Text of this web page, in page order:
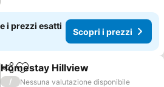
i prezzi esatti
Scopri i prezzi
CondividiAggiungi ai preferiti
Homestay Hillview
/
Nessuna valutazione disponibile